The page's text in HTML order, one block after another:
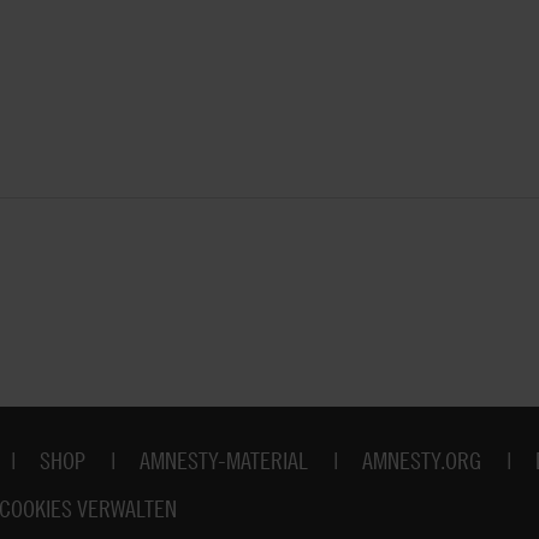
SHOP AMNESTY-MATERIAL AMNESTY.ORG
COOKIES VERWALTEN